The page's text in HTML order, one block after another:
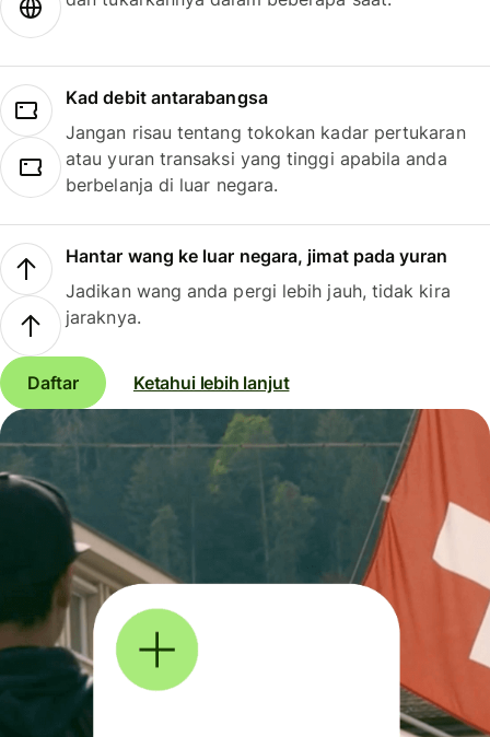
Kad debit antarabangsa
Jangan risau tentang tokokan kadar pertukaran
atau yuran transaksi yang tinggi apabila anda
berbelanja di luar negara.
Hantar wang ke luar negara, jimat pada yuran
Jadikan wang anda pergi lebih jauh, tidak kira
jaraknya.
Daftar Ketahui lebih lanjut